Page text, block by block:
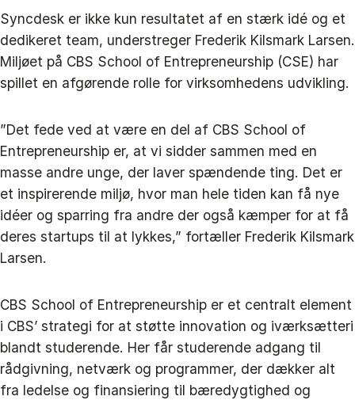
Syncdesk er ikke kun resultatet af en stærk idé og et
dedikeret team, understreger Frederik Kilsmark Larsen.
Miljøet på CBS School of Entrepreneurship (CSE) har
spillet en afgørende rolle for virksomhedens udvikling.
”Det fede ved at være en del af CBS School of
Entrepreneurship er, at vi sidder sammen med en
masse andre unge, der laver spændende ting. Det er
et inspirerende miljø, hvor man hele tiden kan få nye
idéer og sparring fra andre der også kæmper for at få
deres startups til at lykkes,” fortæller Frederik Kilsmark
Larsen.
CBS School of Entrepreneurship er et centralt element
i CBS’ strategi for at støtte innovation og iværksætteri
blandt studerende. Her får studerende adgang til
rådgivning, netværk og programmer, der dækker alt
fra ledelse og finansiering til bæredygtighed og